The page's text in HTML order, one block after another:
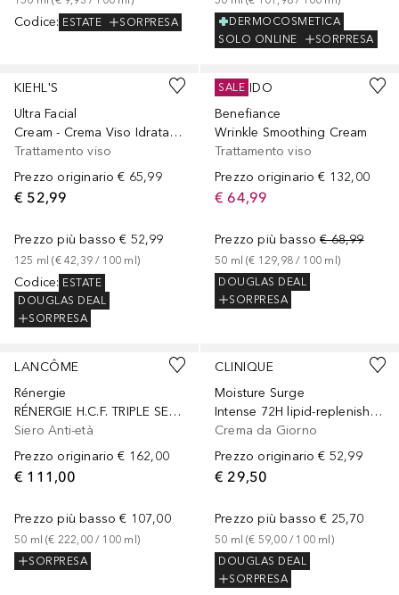
Codice: ESTATE SORPRESA
DERMOCOSMETICA
SOLO ONLINE
SORPRESA
KIEHL'S
Ultra Facial
Cream - Crema Viso Idratante Leggera
Trattamento viso
Prezzo originario € 65,99
€ 52,99
Prezzo più basso € 52,99
125 ml (€ 42,39 / 100 ml )
Codice: ESTATE
DOUGLAS DEAL
SORPRESA
SHISEIDO
Benefiance
Wrinkle Smoothing Cream
Trattamento viso
Prezzo originario € 132,00
€ 64,99
Prezzo più basso € 68,99
50 ml (€ 129,98 / 100 ml )
DOUGLAS DEAL
SORPRESA
SALE
LANCÔME
Rénergie
RÉNERGIE H.C.F. TRIPLE SERUM - SIERO CONCENTRATO ANTI RUGHE ALTA PERFORMANCE
Siero Anti-età
Prezzo originario € 162,00
€ 111,00
Prezzo più basso € 107,00
50 ml (€ 222,00 / 100 ml )
SORPRESA
CLINIQUE
Moisture Surge
Intense 72H lipid-replenishing Hydrator
Crema da Giorno
Prezzo originario € 52,99
€ 29,50
Prezzo più basso € 25,70
50 ml (€ 59,00 / 100 ml )
DOUGLAS DEAL
SORPRESA